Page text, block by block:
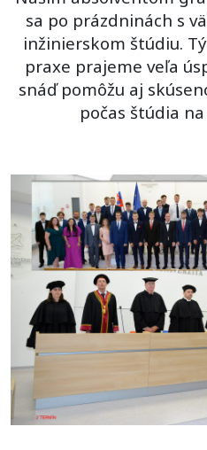
sa po prázdninách s
inžinierskom štúdiu.
praxe prajeme veľa
snáď pomôžu aj
počas štúdia